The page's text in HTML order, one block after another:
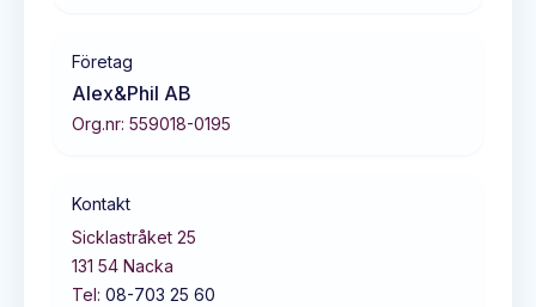
Företag
Alex&Phil AB
Org.nr: 559018-0195
Kontakt
Sicklastråket 25
131 54 Nacka
Tel: 08-703 25 60